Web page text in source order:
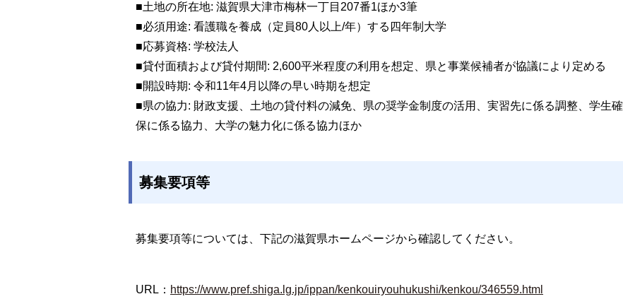
■土地の所在地: 滋賀県大津市梅林一丁目207番1ほか3筆
■必須用途: 看護職を養成（定員80人以上/年）する四年制大学
■応募資格: 学校法人
■貸付面積および貸付期間: 2,600平米程度の利用を想定、県と事業候補者が協議により定める
■開設時期: 令和11年4月以降の早い時期を想定
■県の協力: 財政支援、土地の貸付料の減免、県の奨学金制度の活用、実習先に係る調整、学生確
保に係る協力、大学の魅力化に係る協力ほか
募集要項等
募集要項等については、下記の滋賀県ホームページから確認してください。
URL： https://www.pref.shiga.lg.jp/ippan/kenkouiryouhukushi/kenkou/346559.html